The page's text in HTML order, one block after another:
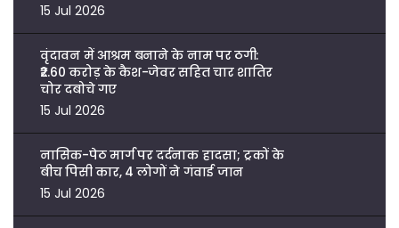
15 Jul 2026
वृंदावन में आश्रम बनाने के नाम पर ठगी:
₹2.60 करोड़ के कैश-जेवर सहित चार शातिर
चोर दबोचे गए
15 Jul 2026
नासिक-पेठ मार्ग पर दर्दनाक हादसा; ट्रकों के
बीच पिसी कार, 4 लोगों ने गंवाई जान
15 Jul 2026